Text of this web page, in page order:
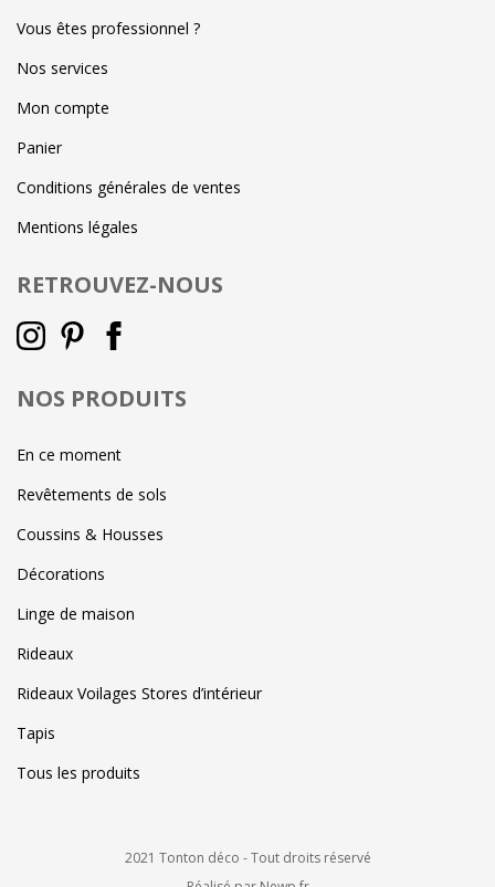
Vous êtes professionnel ?
Nos services
Mon compte
Panier
Conditions générales de ventes
Mentions légales
RETROUVEZ-NOUS
NOS PRODUITS
En ce moment
Revêtements de sols
Coussins & Housses
Décorations
Linge de maison
Rideaux
Rideaux Voilages Stores d’intérieur
Tapis
Tous les produits
2021 Tonton déco - Tout droits réservé